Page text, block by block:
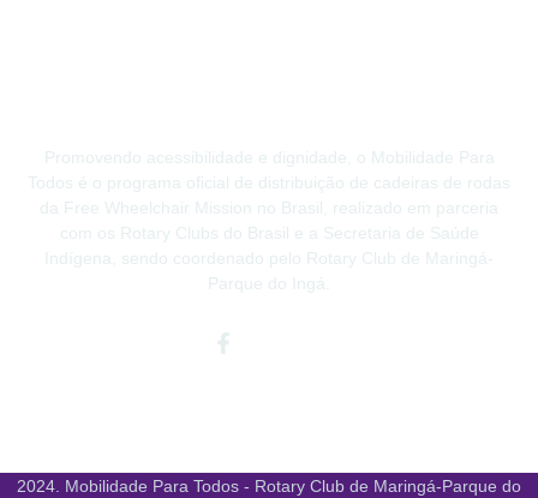
Promovendo acessibilidade e dignidade, o Mobilidade Para
Todos é o programa oficial de distribuição de cadeiras de rodas
da Free Wheelchair Mission no Brasil, realizado em parceria
com os Rotary Clubs do Brasil e a Secretaria de Saúde
Indígena, sendo coordenado pelo Rotary Club de Maringá-
Parque do Ingá.
Facebook-
2024. Mobilidade Para Todos - Rotary Club de Maringá-Parque do